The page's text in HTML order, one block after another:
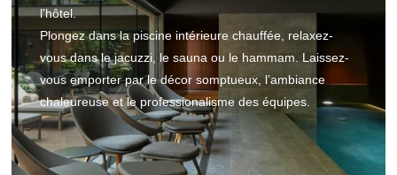
l'hôtel.
Plongez dans la piscine intérieure chauffée, relaxez-
vous dans le jacuzzi, le sauna ou le hammam. Laissez-
vous emporter par le décor somptueux, l’ambiance
chaleureuse et le professionalisme des équipes.